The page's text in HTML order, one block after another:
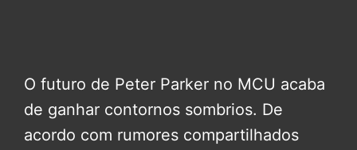
O futuro de Peter Parker no MCU acaba
de ganhar contornos sombrios. De
acordo com rumores compartilhados